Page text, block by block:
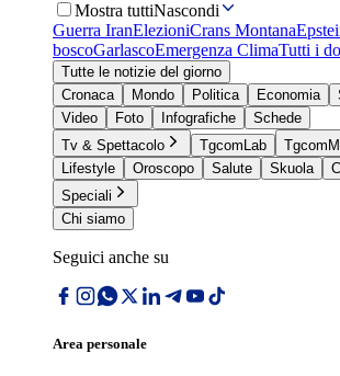
Mostra tuttiNascondi
Guerra IranElezioniCrans Montana
boscoGarlascoEmergenza ClimaTutti i
Tutte le notizie del giorno
Cronaca
Mondo Politica Economia
Video
Foto Infografiche
Schede
Tv & Spettacolo
TgcomLab
Lifestyle
Oroscopo Salute Skuola
Speciali
Chi siamo
Seguici anche su
Area personale